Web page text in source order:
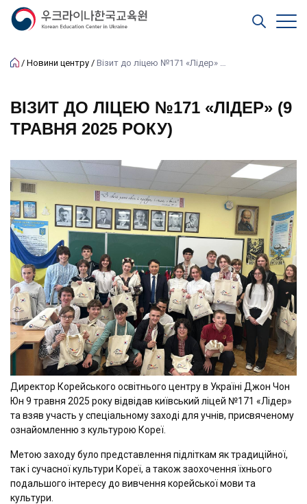
Новини центру Візит до ліцею №171 «Лідер» (9 травня 2025 року)
ВІЗИТ ДО ЛІЦЕЮ №171 «ЛІДЕР» (9
ТРАВНЯ 2025 РОКУ)
Директор Корейського освітнього центру в Україні Джон Чон
Юн 9 травня 2025 року відвідав київський ліцей №171 «Лідер»
та взяв участь у спеціальному заході для учнів, присвяченому
ознайомленню з культурою Кореї.
Метою заходу було представлення підліткам як традиційної,
так і сучасної культури Кореї, а також заохочення їхнього
подальшого інтересу до вивчення корейської мови та
культури.